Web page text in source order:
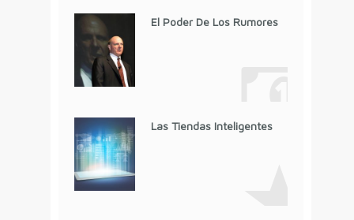
El Poder De Los Rumores
Las Tiendas Inteligentes